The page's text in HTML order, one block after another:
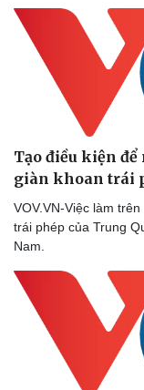
Tạo điều kiện
giàn khoan trái
VOV.VN-Việc làm
trái phép của Trung
Nam.